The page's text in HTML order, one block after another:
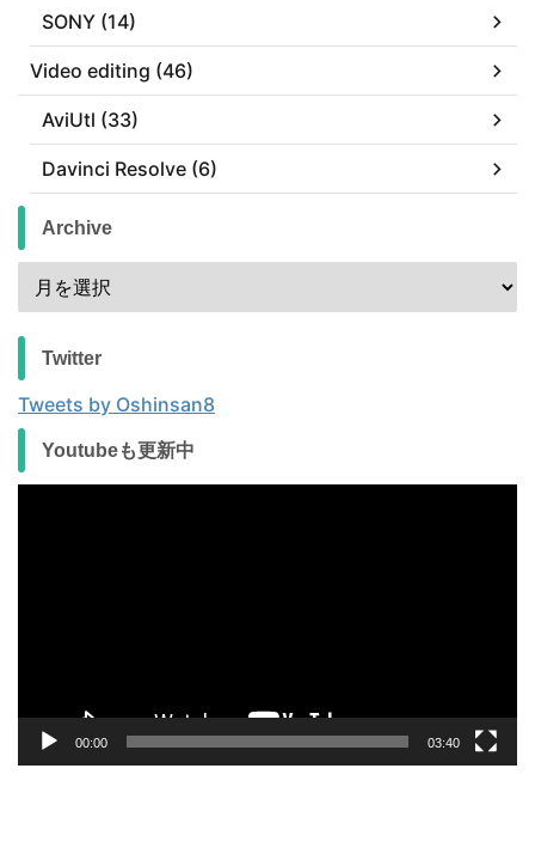
SONY (14)
Video editing (46)
AviUtl (33)
Davinci Resolve (6)
Archive
Twitter
Tweets by Oshinsan8
Youtubeも更新中
00:00 03:40